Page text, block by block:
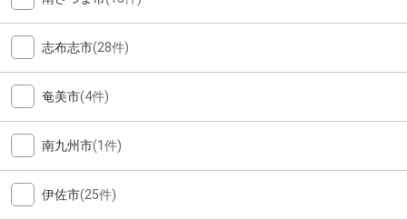
志布志市(28件)
奄美市(4件)
南九州市(1件)
伊佐市(25件)